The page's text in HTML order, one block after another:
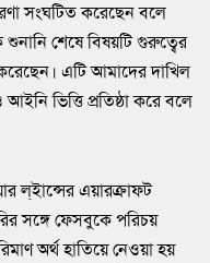
সংঘটিত করেছেন বলে
শেষে বিষয়টি গুরুত্বের
করেছেন। এটি আমাদের দাখিল
ভিত্তি প্রতিষ্ঠা করে বলে
ল্ইান্সের এয়ারক্রাফট
সঙ্গে ফেসবুকে পরিচয়
অর্থ হাতিয়ে নেওয়া হয়